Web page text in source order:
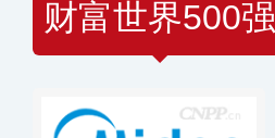
财富世界500强